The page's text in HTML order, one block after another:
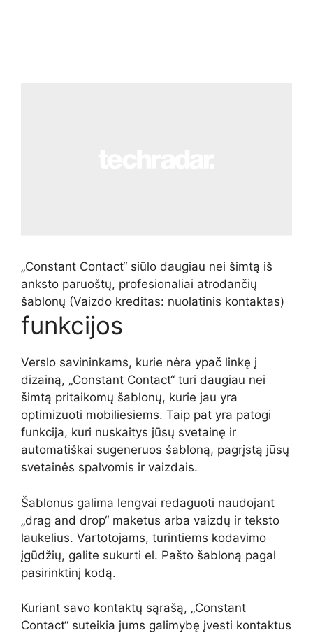
„Constant Contact“ siūlo daugiau nei šimtą iš
anksto paruoštų, profesionaliai atrodančių
šablonų (Vaizdo kreditas: nuolatinis kontaktas)
funkcijos
Verslo savininkams, kurie nėra ypač linkę į
dizainą, „Constant Contact“ turi daugiau nei
šimtą pritaikomų šablonų, kurie jau yra
optimizuoti mobiliesiems. Taip pat yra patogi
funkcija, kuri nuskaitys jūsų svetainę ir
automatiškai sugeneruos šabloną, pagrįstą jūsų
svetainės spalvomis ir vaizdais.
Šablonus galima lengvai redaguoti naudojant
„drag and drop“ maketus arba vaizdų ir teksto
laukelius. Vartotojams, turintiems kodavimo
įgūdžių, galite sukurti el. Pašto šabloną pagal
pasirinktinį kodą.
Kuriant savo kontaktų sąrašą, „Constant
Contact“ suteikia jums galimybę įvesti kontaktus